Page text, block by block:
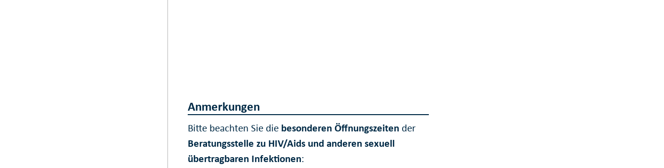
Anmerkungen
Bitte beachten Sie die besonderen Öffnungszeiten der
Beratungsstelle zu HIV/Aids und anderen sexuell
übertragbaren Infektionen: